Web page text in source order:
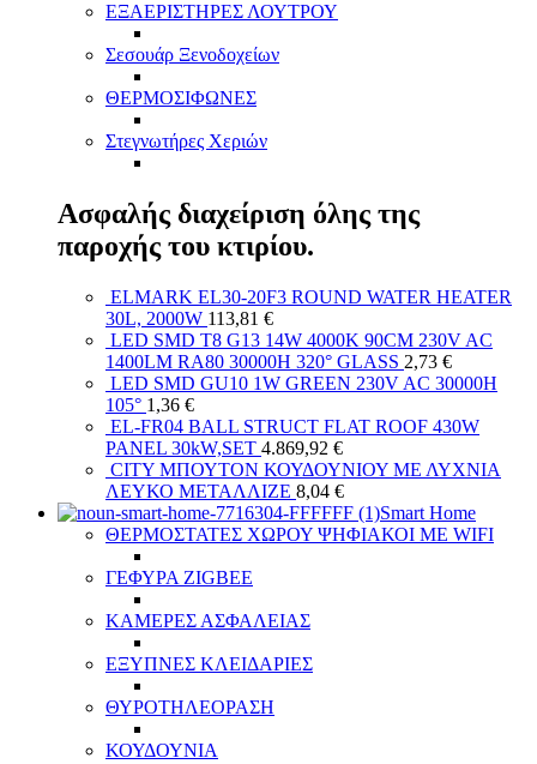
ΕΞΑΕΡΙΣΤΗΡΕΣ ΛΟΥΤΡΟΥ
Σεσουάρ Ξενοδοχείων
ΘΕΡΜΟΣΙΦΩΝΕΣ
Στεγνωτήρες Χεριών
Ασφαλής διαχείριση όλης της
παροχής του κτιρίου.
ELMARK EL30-20F3 ROUND WATER HEATER
30L, 2000W 113,81 €
LED SMD T8 G13 14W 4000K 90CM 230V AC
1400LM RA80 30000H 320° GLASS 2,73 €
LED SMD GU10 1W GREEN 230V AC 30000H
105° 1,36 €
EL-FR04 BALL STRUCT FLAT ROOF 430W
PANEL 30kW,SET 4.869,92 €
CITY ΜΠΟΥΤΟΝ ΚΟΥΔΟΥΝΙΟΥ ΜΕ ΛΥΧΝΙΑ
ΛΕΥΚΟ ΜΕΤΑΛΛΙΖΕ 8,04 €
Smart Home
ΘΕΡΜΟΣΤΑΤΕΣ ΧΩΡΟΥ ΨΗΦΙΑΚΟΙ ΜΕ WIFI
ΓΕΦΥΡΑ ZIGBEE
ΚΑΜΕΡΕΣ ΑΣΦΑΛΕΙΑΣ
ΕΞΥΠΝΕΣ ΚΛΕΙΔΑΡΙΕΣ
ΘΥΡΟΤΗΛΕΟΡΑΣΗ
ΚΟΥΔΟΥΝΙΑ